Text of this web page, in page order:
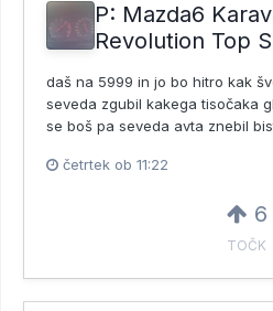
P: Mazda6
Revolution Top
daš na 5999 in jo bo hitro kak
seveda zgubil kakega tisočaka
se boš pa seveda avta znebil
četrtek ob 11:22
6
TOČK